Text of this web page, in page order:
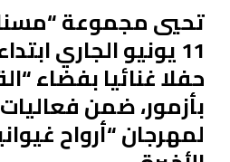
تحيي مجموعة
11 يونيو الجاري
حفلا غنائيا بفضاء
بأزمور، ضمن فعاليات
لمهرجان “أرواح